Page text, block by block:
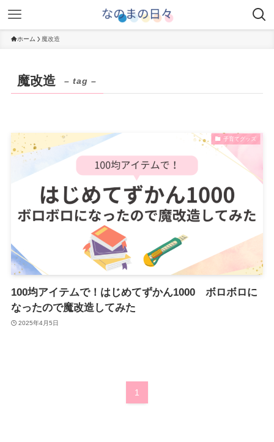
ホーム 魔改造
魔改造 – tag –
子育てグッズ
100均アイテムで！はじめてずかん1000 ボロボロに
なったので魔改造してみた
2025年4月5日
1